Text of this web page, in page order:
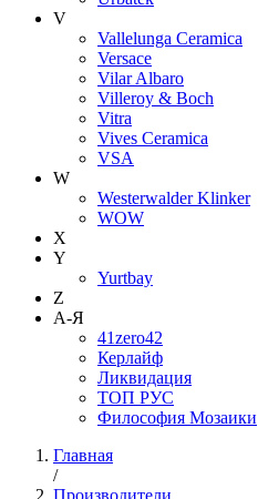
V
Vallelunga Ceramica
Versace
Vilar Albaro
Villeroy & Boch
Vitra
Vives Ceramica
VSA
W
Westerwalder Klinker
WOW
X
Y
Yurtbay
Z
А-Я
41zero42
Керлайф
Ликвидация
ТОП РУС
Философия Мозаики
Главная
/
Производители